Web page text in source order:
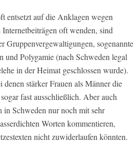
entsetzt auf die Anklagen wegen
oft wenden, sind
Gruppenvergewaltigungen, sogenannte
und Polygamie (nach Schweden legal
in der Heimat geschlossen wurde).
denen stärker Frauen als Männer die
fast ausschließlich. Aber auch
in Schweden nur noch mit sehr
Worten kommentieren,
nicht zuwiderlaufen könnten.